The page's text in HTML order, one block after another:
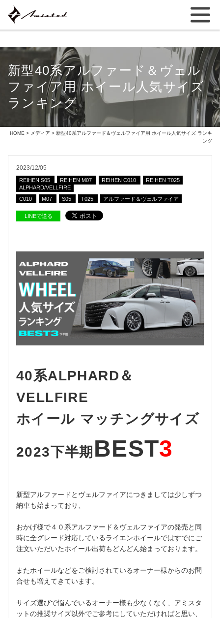
新型40系アルファード＆ヴェル
ファイア用 ホイール人気サイズ
ランキング
HOME > メディア > 新型40系アルファード＆ヴェルファイア用 ホイール人気サイズ ランキ
ング
2023/12/05
REIHEN S05 REIHEN M07 REIHEN C010
REIHEN T025
ALPHARD/VELLFIRE
C010
M07 S05 T025 アルファード＆ヴェルファイア
LINEで送る
40系ALPHARD＆
VELLFIRE
ホイール マッチングサイズ
2023下半期 BEST3
新型アルファードとヴェルファイアにつきましては少しずつ
納車も始まっており、
おかげ様で４０系アルファード＆ヴェルファイアの発売と同
時に全グレード対応しているライエンホイールではすでにご
注文いただいたホイール出荷もどんどん始まっております。
またホイールなどをご検討されているオーナー様からのお問
合せも増えてきています。
サイズ選びで悩んでいるオーナー様も少なくなく、アミスタ
ットの推奨サイズ以外でご参考にしていただければと思い、